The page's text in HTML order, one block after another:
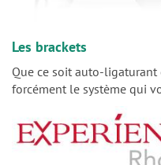
Les brackets
Que ce soit auto-
forcément le système qui